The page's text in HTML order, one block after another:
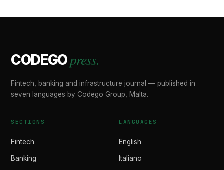
CODEGOpress.
Fintech, banking and infrastructure journal — published in
seven languages by Codego Group, Malta.
SECTIONS
Fintech
Banking
LANGUAGES
English
Italiano